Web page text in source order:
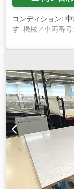
コンディション: 中
す, 機械／車両番号:
mm, 切断高さ（